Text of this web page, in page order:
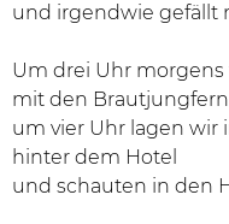
und irgendwie gefällt
Um drei Uhr
mit den
um vier Uhr lagen wir
hinter dem Hotel
und schauten in den